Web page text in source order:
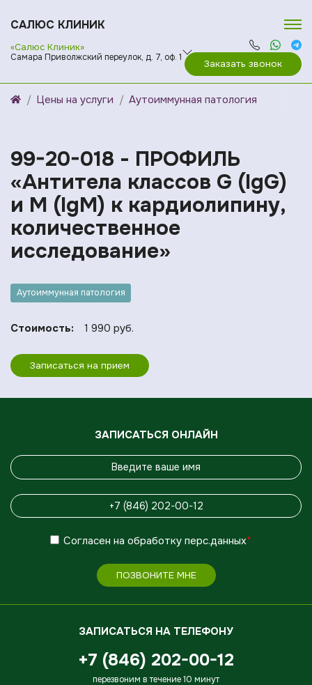
САЛЮС КЛИНИК
«Салюс Клиник»
Самара Приволжский переулок, д. 7, оф. 1
Заказать звонок
Цены на услуги Аутоиммунная патология
99-20-018 - ПРОФИЛЬ
«Антитела классов G (IgG)
и M (IgM) к кардиолипину,
количественное
исследование»
Аутоиммунная патология
Стоимость: 1 990 руб.
Записаться на прием
ЗАПИСАТЬСЯ ОНЛАЙН
Согласен на обработку перс.данных*
ПОЗВОНИТЕ МНЕ
ЗАПИСАТЬСЯ НА ТЕЛЕФОНУ
+7 (846) 202-00-12
перезвоним в течение 10 минут